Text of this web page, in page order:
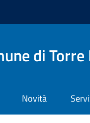
di
Novità